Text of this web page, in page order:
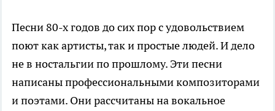
Песни 80-х годов до сих пор с удовольствием
поют как артисты, так и простые людей. И дело
не в ностальгии по прошлому. Эти песни
написаны профессиональными композиторами
и поэтами. Они рассчитаны на вокальное